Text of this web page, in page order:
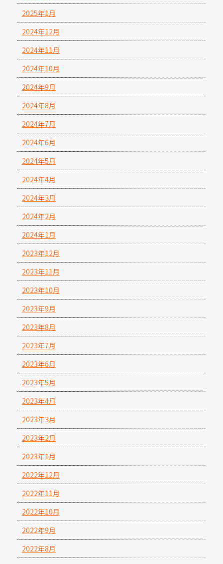
2025年1月
2024年12月
2024年11月
2024年10月
2024年9月
2024年8月
2024年7月
2024年6月
2024年5月
2024年4月
2024年3月
2024年2月
2024年1月
2023年12月
2023年11月
2023年10月
2023年9月
2023年8月
2023年7月
2023年6月
2023年5月
2023年4月
2023年3月
2023年2月
2023年1月
2022年12月
2022年11月
2022年10月
2022年9月
2022年8月